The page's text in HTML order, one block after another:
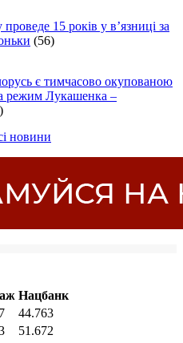
15 років у в’язниці за
(56)
є тимчасово окупованою
режим Лукашенка –
новини